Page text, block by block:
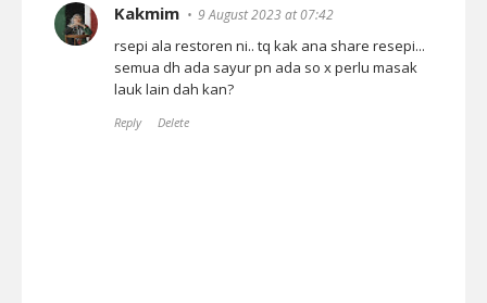
Kakmim 9 August 2023 at 07:42
rsepi ala restoren ni.. tq kak ana share resepi...
semua dh ada sayur pn ada so x perlu masak
lauk lain dah kan?
Reply Delete